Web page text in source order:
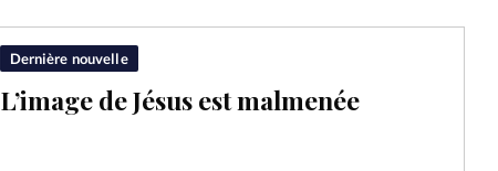
Dernière nouvelle
L’image de Jésus est malmenée